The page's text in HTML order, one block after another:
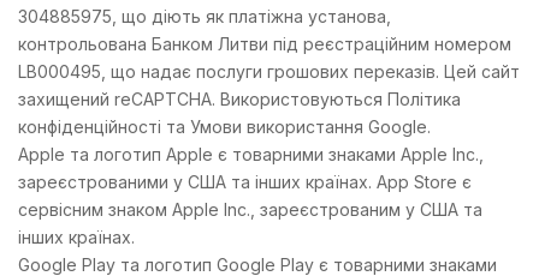
304885975, що діють як платіжна установа,
контрольована Банком Литви під реєстраційним номером
LB000495, що надає послуги грошових переказів. Цей сайт
захищений reCAPTCHA. Використовуються Політика
конфіденційності та Умови використання Google.
Apple та логотип Apple є товарними знаками Apple Inc.,
зареєстрованими у США та інших країнах. App Store є
сервісним знаком Apple Inc., зареєстрованим у США та
інших країнах.
Google Play та логотип Google Play є товарними знаками